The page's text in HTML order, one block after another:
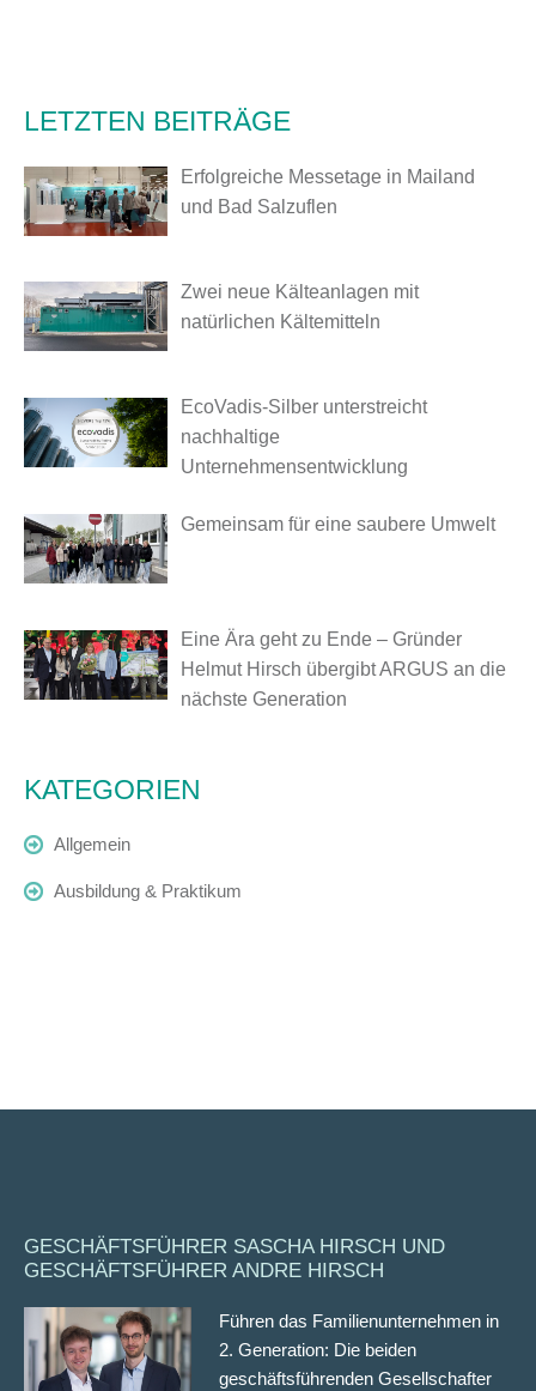
LETZTEN BEITRÄGE
Erfolgreiche Messetage in Mailand
und Bad Salzuflen
Zwei neue Kälteanlagen mit
natürlichen Kältemitteln
EcoVadis-Silber unterstreicht
nachhaltige
Unternehmensentwicklung
Gemeinsam für eine saubere Umwelt
Eine Ära geht zu Ende – Gründer
Helmut Hirsch übergibt ARGUS an die
nächste Generation
KATEGORIEN
Allgemein
Ausbildung & Praktikum
GESCHÄFTSFÜHRER SASCHA HIRSCH UND
GESCHÄFTSFÜHRER ANDRE HIRSCH
Führen das Familienunternehmen in
2. Generation: Die beiden
geschäftsführenden Gesellschafter